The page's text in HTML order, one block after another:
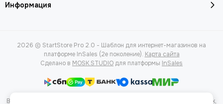
Информация
2026 © StartStore Pro 2.0 - Шаблон для интернет-магазинов на
платформе InSales (2е поколение). Карта сайта
Сделано в MOSK.STUDIO для платформы InSales
Вся представленная на сайте информация, касающаяся характеристик,